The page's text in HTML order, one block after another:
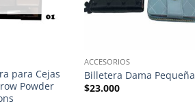
para Cejas
Powder
ACCESORIOS
Billetera Dama Pequeña
$23.000